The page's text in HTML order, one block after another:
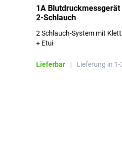
1A Blutdruckmessgerät
2-Schlauch
2 Schlauch-System mit
+ Etui
Lieferbar | Lieferung in 1-